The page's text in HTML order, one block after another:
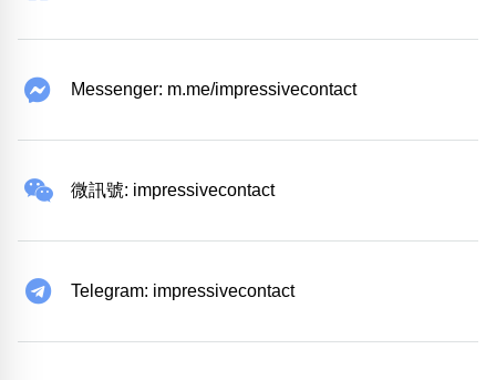
Messenger: m.me/impressivecontact
微訊號: impressivecontact
Telegram: impressivecontact